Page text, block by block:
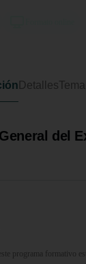
Detalles
del
programa formativo